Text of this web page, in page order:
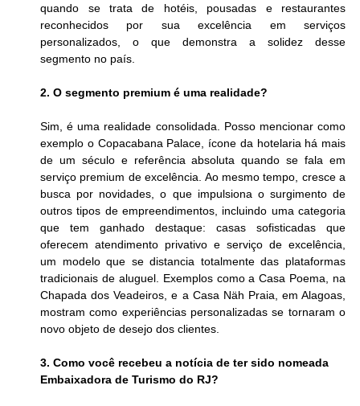
quando se trata de hotéis, pousadas e restaurantes
reconhecidos por sua excelência em serviços
personalizados, o que demonstra a solidez desse
segmento no país.
2. O segmento premium é uma realidade?
Sim, é uma realidade consolidada. Posso mencionar como
exemplo o Copacabana Palace, ícone da hotelaria há mais
de um século e referência absoluta quando se fala em
serviço premium de excelência. Ao mesmo tempo, cresce a
busca por novidades, o que impulsiona o surgimento de
outros tipos de empreendimentos, incluindo uma categoria
que tem ganhado destaque: casas sofisticadas que
oferecem atendimento privativo e serviço de excelência,
um modelo que se distancia totalmente das plataformas
tradicionais de aluguel. Exemplos como a Casa Poema, na
Chapada dos Veadeiros, e a Casa Näh Praia, em Alagoas,
mostram como experiências personalizadas se tornaram o
novo objeto de desejo dos clientes.
3. Como você recebeu a notícia de ter sido nomeada
Embaixadora de Turismo do RJ?